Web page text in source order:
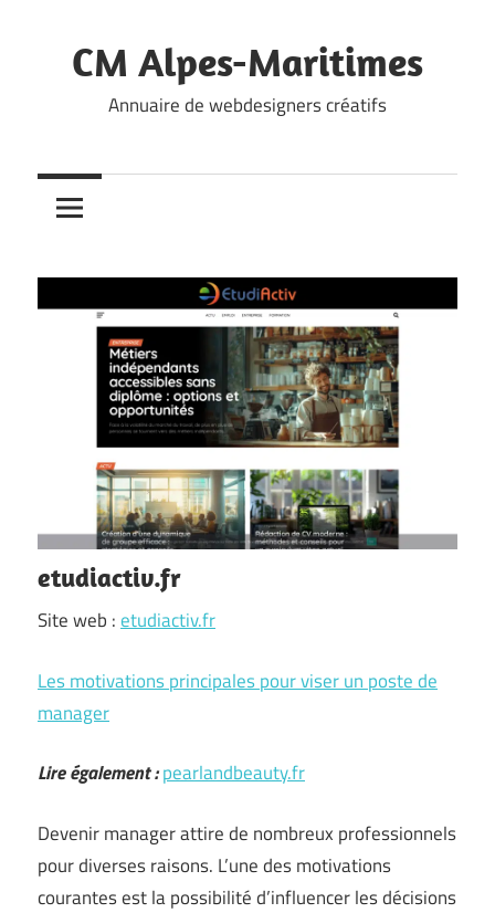
contentCM Alpes-Maritimes
Annuaire de webdesigners créatifs
etudiactiv.fr
Site web :etudiactiv.fr
Les motivations principales pour viser un poste de
manager
Lire également :pearlandbeauty.fr
Devenir manager attire de nombreux professionnels
pour diverses raisons. L’une des motivations
courantes est la possibilité d’influencer les décisions